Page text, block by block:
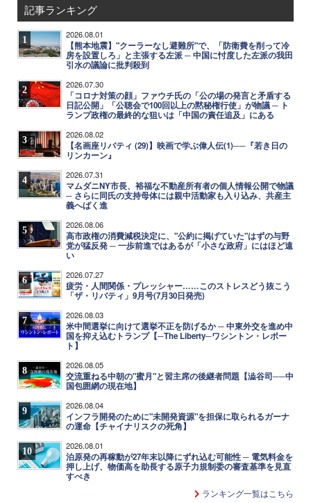
記事ランキング
1 2026.08.01
【熊本地震】"クーラーなし避難所"で、「防衛費を削って冷
房を設置しろ」と主張する左派 ─ 中国に忖度した左派の我田
引水の議論に批判殺到
2 2026.07.30
「コロナ対策の顔」ファウチ氏の「公の場の発言と矛盾する
日記公開」「公聴会で100回以上の黙秘権行使」が物議 ─ ト
ランプ政権の最終的な狙いは「中国の責任追及」にある
3 2026.08.02
【名画座リバティ (29)】映画で学ぶ偉人伝(1)──『若き日の
リンカーン』
4 2026.07.31
マムダニNY市長、裕福な不動産所有者の個人情報公開で物議
─ さらに同氏の支持母体には親中活動家も入り込み、共産主
義へばく進
5 2026.08.06
高市政権の消費減税決定に、"公約に掲げていた"はずの与野
党が猛反発 ─ 一歩前進ではあるが「小さな政府」にはほど遠
い
6 2026.07.27
疲労・人間関係・プレッシャー……このストレスどう抜こう
「ザ・リバティ」9月号(7月30日発売)
7 2026.08.03
米中間選挙に向けて選挙不正を防げるか ─ 中東外交を進め中
国を抑え込むトランプ【─The Liberty─ワシントン・レポー
ト】
8 2026.08.05
交流重ねる中朝の"蜜月"と習主席の後継者問題【澁谷司──中
国包囲網の現在地】
9 2026.08.04
インフラ開発のために"未開発資源"を担保に取られるガーナ
の運命【チャイナリスクの死角】
10 2026.08.01
泊原発の再稼動が27年末以降にずれ込む可能性 ─ 電気料金を
押し上げ、物価高を助長する原子力規制委の審査基準を見直
すべき
ランキング一覧はこちら